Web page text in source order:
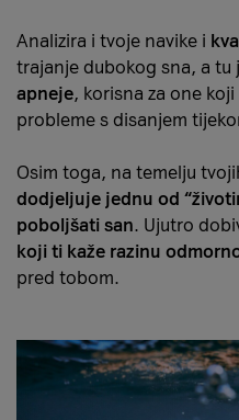
Analizira i tvoje navike i
trajanje dubokog sna, a tu
apneje, korisna za one
probleme s disanjem
Osim toga, na temelju
dodjeljuje jednu od
poboljšati san. Ujutro
koji ti kaže razinu
pred tobom.